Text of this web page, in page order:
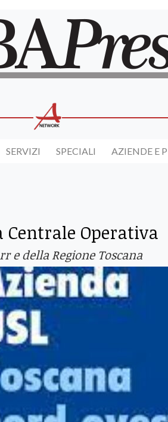
SERVIZI SPECIALI AZIENDE E
Centrale Operativa
e della Regione Toscana